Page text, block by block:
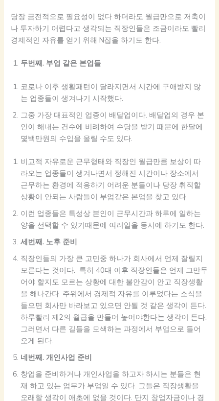
당장 금전적으로 필요성이 없다 하더라도 월급만으로 저축이
나 투자하기 어렵다고 생각되는 직장인들은 조금이라도 빨리
경제적인 자유를 얻기 위해 N잡을 하기도 한다.
두번째. 부업 같은 본업들
코로나 이후 생활패턴이 달라지면서 시간에 구애받지 않
는 업종들이 생겨나기 시작했다.
그중 가장 대표적인 업종이 배달업이다. 배달업의 경우 본
인이 해내는 건수에 비례하여 수당을 받기 때문에 한달에
몇백만원의 수입을 올릴 수도 있다.
비교적 자유로운 근무형태와 직장인 월급만큼 보상이 따
라오는 업종들이 생겨나면서 정해진 시간이나 장소에서
근무하는 환경에 적응하기 어려운 분들이나 당장 취직할
상황이 안되는 사람들이 부업같은 본업을 찾고 있다.
이런 업종들은 특성상 본인이 근무시간과 하루에 일하는
양을 선택할 수 있기때문에 여러일을 동시에 하기도 한다.
세번째. 노후 준비
직장인들의 가장 큰 고민중 하나가 회사에서 언제 잘릴지
모른다는 것이다. 특히 40대 이후 직장인들은 언제 그만두
어야 할지도 모르는 상황에 대한 불안감이 안고 직장생활
을 해나간다. 주위에서 경제적 자유를 이루었다는 소식을
들으면 회사만 바라보고 있으면 안될 것 같은 생각이 든다.
하루빨리 제2의 월급을 만들어 놓어야한다는 생각이 든다.
그러면서 다른 길들을 모색하는 과정에서 부업으로 들어
오게 된다.
네번째. 개인사업 준비
창업을 준비하거나 개인사업을 하고자 하시는 분들은 현
재 하고 있는 업무가 부업일 수 있다. 그들은 직장생활을
오래할 생각이 애초에 없을 것이다. 단지 창업자금이나 경